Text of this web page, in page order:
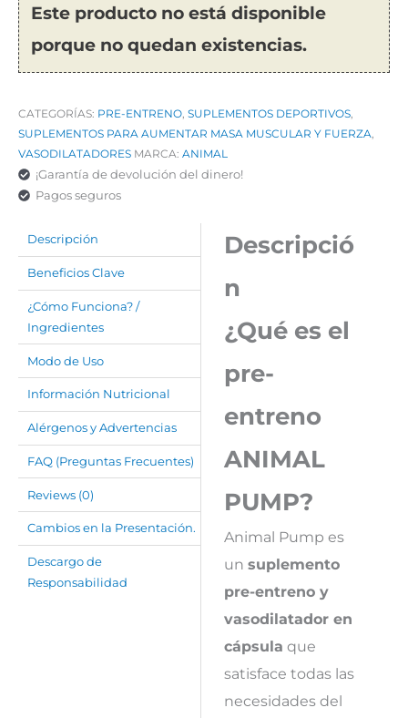
Este producto no está disponible
porque no quedan existencias.
CATEGORÍAS: PRE-ENTRENO SUPLEMENTOS DEPORTIVOS
SUPLEMENTOS PARA AUMENTAR MASA MUSCULAR Y FUERZA
VASODILATADORES MARCA: ANIMAL
¡Garantía de devolución del dinero!
Pagos seguros
Descripción
Beneficios Clave
¿Cómo Funciona? /
Ingredientes
Modo de Uso
Información Nutricional
Alérgenos y Advertencias
FAQ (Preguntas Frecuentes)
Reviews (0)
Cambios en la Presentación.
Descargo de
Responsabilidad
Descripció
n
¿Qué es el
pre-
entreno
ANIMAL
PUMP?
Animal Pump es
un suplemento
pre-entreno y
vasodilatador en
cápsula que
satisface todas las
necesidades del